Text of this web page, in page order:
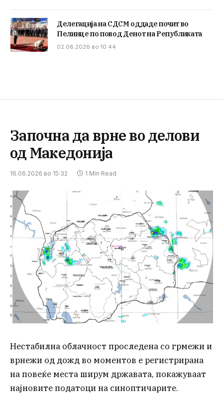
Делегација на СДСМ оддаде почит во
Пелинце по повод Денот на Републиката
02.08.2026 во 10:44
Започна да врне во делови
од Македонија
16.06.2026 во 15:32 1 Min Read
Нестабилна облачност проследена со грмежи и
врнежи од дожд во моментов е регистрирана
на повеќе места ширум државата, покажуваат
најновите податоци на синоптичарите.